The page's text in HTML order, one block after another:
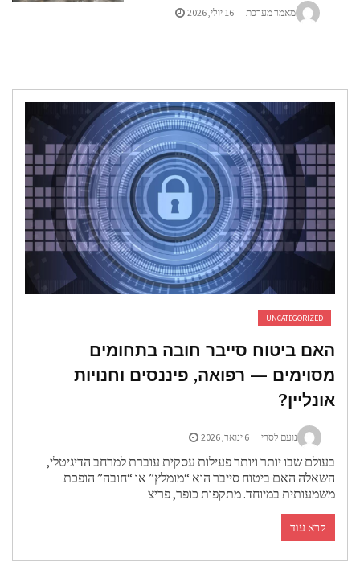
מאמר מערכת 16 יולי, 2026
UNCATEGORIZED
ביטוח סייבר חובה בתחומים
— רפואה, פיננסים וחנויות
נועם לסרי 6 ינואר, 2026
שבו יותר ויותר פעילות עסקית עוברת למרחב הדיגיטלי,
האם ביטוח סייבר הוא “מומלץ” או “חובה” הופכת
במיוחד. מתקפות כופר, פריצ
קרא עוד